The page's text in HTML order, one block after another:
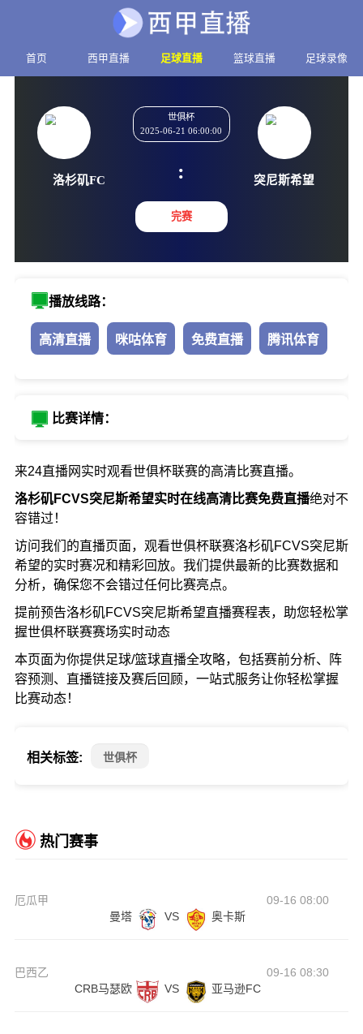
首页 西甲直播 足球直播 篮球直播 足球录像
世俱杯
2025-06-21 06:00:00
:
完赛
播放线路：
高清直播 咪咕体育 免费直播 腾讯体育
比赛详情：
来24直播网实时观看世俱杯联赛的高清比赛直播。
洛杉矶FCVS突尼斯希望实时在线高清比赛免费直播绝对不
容错过！
访问我们的直播页面，观看世俱杯联赛洛杉矶FCVS突尼斯
希望的实时赛况和精彩回放。我们提供最新的比赛数据和
分析，确保您不会错过任何比赛亮点。
提前预告洛杉矶FCVS突尼斯希望直播赛程表，助您轻松掌
握世俱杯联赛赛场实时动态
本页面为你提供足球/篮球直播全攻略，包括赛前分析、阵
容预测、直播链接及赛后回顾，一站式服务让你轻松掌握
比赛动态！
相关标签: 世俱杯
热门赛事
厄瓜甲
09-16 08:00
曼塔
VS 奥卡斯
巴西乙
09-16 08:30
CRB马瑟欧
VS 亚马逊FC